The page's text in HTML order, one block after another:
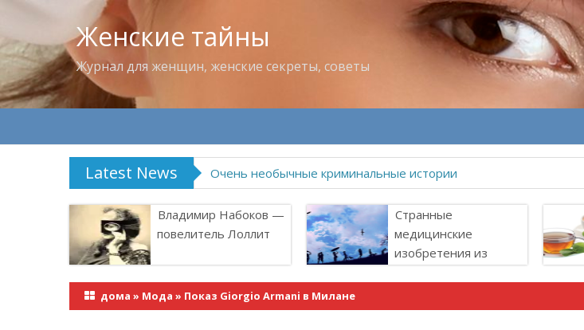
Женские тайны
Журнал для женщин, женские секреты, советы
Latest News Владимир Набоков — повелитель Лоллит
Владимир Набоков —
повелитель Лоллит
Странные
медицинские
изобретения из
дома » Мода » Показ Giorgio Armani в Милане